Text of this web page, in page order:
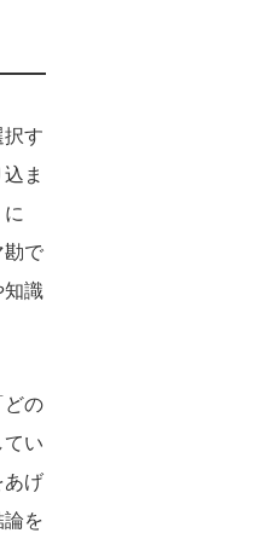
す
ま
勘で
知識
どの
い
あげ
を